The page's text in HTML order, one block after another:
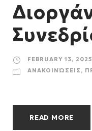
FEBRUARY 13, 2025
ΑΝΑΚΟΙΝΏΣΕΙΣ ,
READ MORE